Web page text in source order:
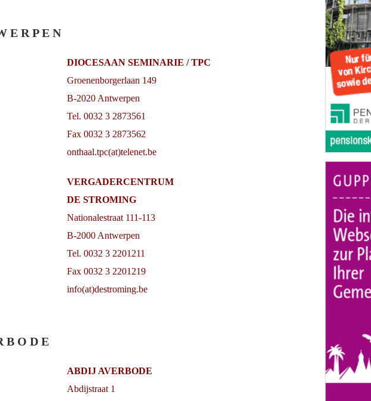
E R P E N
DIOCESAAN SEMINARIE / TPC
Groenenborgerlaan 149
B-2020 Antwerpen
Tel. 0032 3 2873561
Fax 0032 3 2873562
onthaal.tpc(at)telenet.be
VERGADERCENTRUM
DE STROMING
Nationalestraat 111-113
B-2000 Antwerpen
Tel. 0032 3 2201211
Fax 0032 3 2201219
info(at)destroming.be
B O D E
ABDIJ AVERBODE
Abdijstraat 1